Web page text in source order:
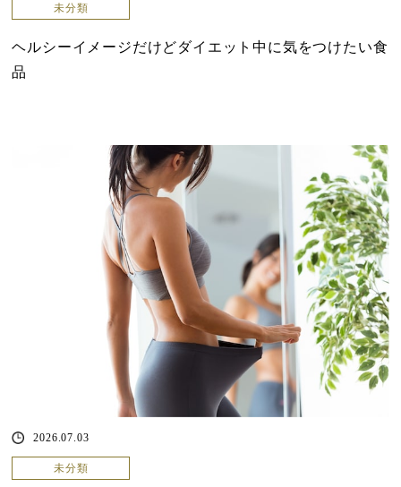
未分類
ヘルシーイメージだけどダイエット中に気をつけたい食
品
2026.07.03
未分類